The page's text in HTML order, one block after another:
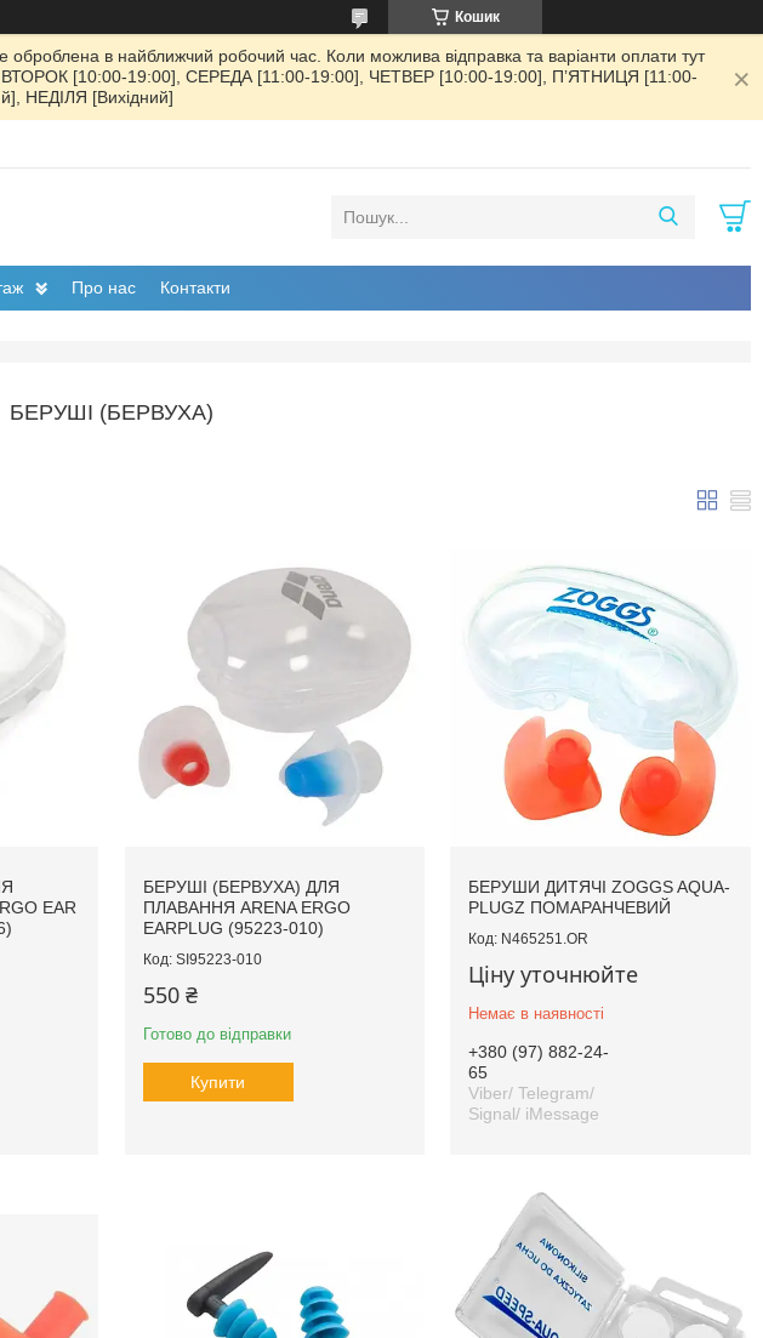
Кошик
в найближчий робочий час. Коли можлива відправка та варіанти оплати тут
[10:00-19:00], СЕРЕДА [11:00-19:00], ЧЕТВЕР [10:00-19:00], ПʼЯТНИЦЯ [11:00-
НЕДІЛЯ [Вихідний]
Про нас Контакти
БЕРУШІ (БЕРВУХА)
EAR
БЕРУШІ (БЕРВУХА) ДЛЯ
ПЛАВАННЯ ARENA ERGO
EARPLUG (95223-010)
SI95223-010
550 ₴
Готово до відправки
Купити
БЕРУШИ ДИТЯЧІ ZOGGS AQUA-
PLUGZ ПОМАРАНЧЕВИЙ
N465251.OR
Ціну уточнюйте
Немає в наявності
+380 (97) 882-24-
65
Viber/ Telegram/
Signal/ iMessage